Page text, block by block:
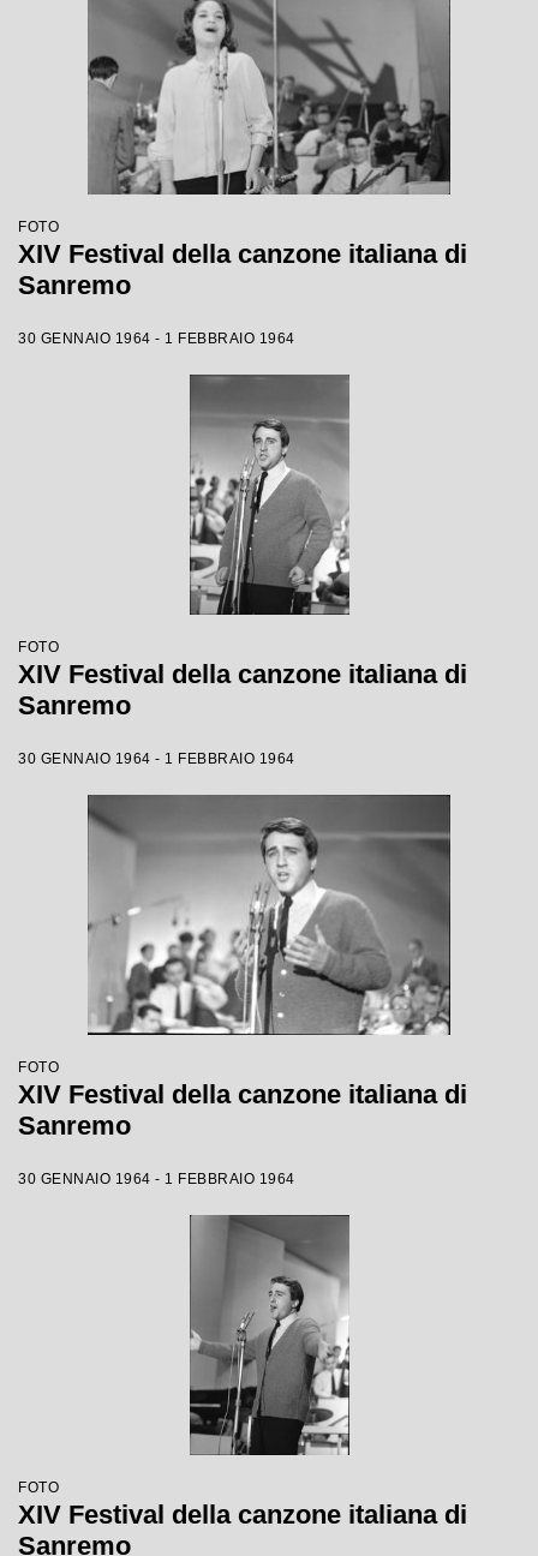
FOTO
XIV Festival della canzone italiana di
Sanremo
30 GENNAIO 1964 - 1 FEBBRAIO 1964
FOTO
XIV Festival della canzone italiana di
Sanremo
30 GENNAIO 1964 - 1 FEBBRAIO 1964
FOTO
XIV Festival della canzone italiana di
Sanremo
30 GENNAIO 1964 - 1 FEBBRAIO 1964
FOTO
XIV Festival della canzone italiana di
Sanremo